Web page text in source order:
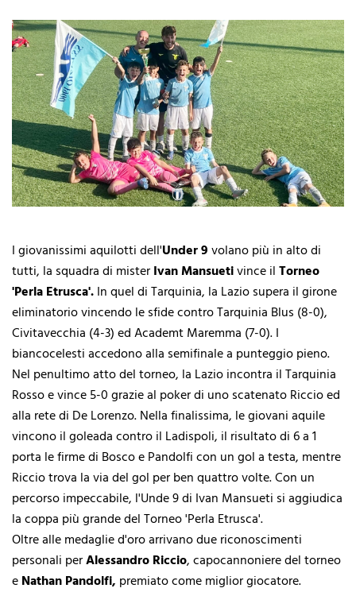
I giovanissimi aquilotti dell'Under 9volano più in alto di
tutti, la squadra di misterIvan Mansuetivince ilTorneo
'Perla Etrusca'.In quel di Tarquinia, la Lazio supera il girone
eliminatorio vincendo le sfide contro Tarquinia Blus (8-0),
Civitavecchia (4-3) ed Academt Maremma (7-0). I
biancocelesti accedono alla semifinale a punteggio pieno.
Nel penultimo atto del torneo, la Lazio incontra il Tarquinia
Rosso e vince 5-0 grazie al poker di uno scatenato Riccio ed
alla rete di De Lorenzo. Nella finalissima, le giovani aquile
vincono il goleada contro il Ladispoli, il risultato di 6 a 1
porta le firme di Bosco e Pandolfi con un gol a testa, mentre
Riccio trova la via del gol per ben quattro volte. Con un
percorso impeccabile, l'Unde 9 di Ivan Mansueti si aggiudica
la coppa più grande del Torneo 'Perla Etrusca'.
Oltre alle medaglie d'oro arrivano due riconoscimenti
personali perAlessandroRiccio, capocannoniere del torneo
eNathanPandolfi, premiato come miglior giocatore.